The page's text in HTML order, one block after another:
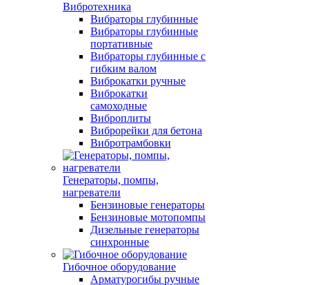
Вибротехника
Вибраторы глубинные
Вибраторы глубинные
портативные
Вибраторы глубинные с
гибким валом
Виброкатки ручные
Виброкатки
самоходные
Виброплиты
Виброрейки для бетона
Вибротрамбовки
Генераторы, помпы,
нагреватели
Бензиновые генераторы
Бензиновые мотопомпы
Дизельные генераторы
синхронные
Гибочное оборудование
Арматурогибы ручные